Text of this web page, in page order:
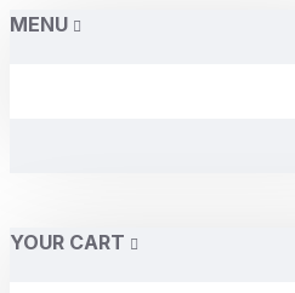
MENU
YOUR CART